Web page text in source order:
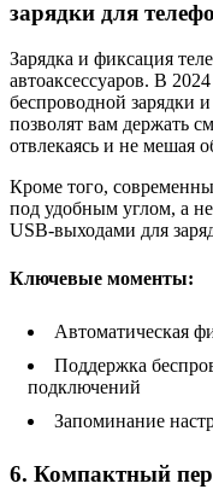
зарядки для
Зарядка и фиксация
автоаксессуаров. В
беспроводной зарядки
позволят вам держать
отвлекаясь и не мешая
Кроме того,
под удобным углом, а
USB-выходами для
Ключевые моменты:
Автоматическая
Поддержка
подключений
Запоминание
6. Компактный